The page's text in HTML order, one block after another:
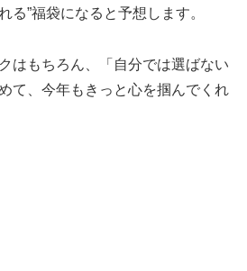
る”福袋になると予想します。
はもちろん、「自分では選ばない
て、今年もきっと心を掴んでくれ